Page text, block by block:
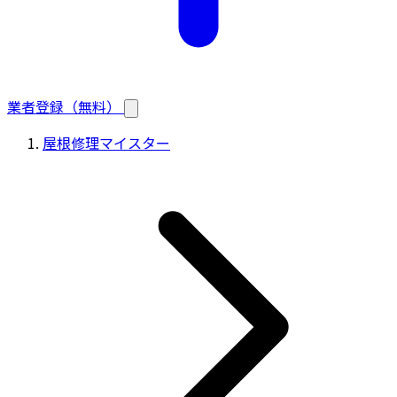
業者登録（無料）
屋根修理マイスター